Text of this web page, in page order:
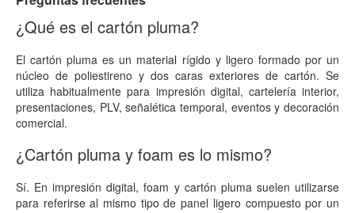
¿Qué es el cartón pluma?
El cartón pluma es un material rígido y ligero formado por un
núcleo de poliestireno y dos caras exteriores de cartón. Se
utiliza habitualmente para impresión digital, cartelería interior,
presentaciones, PLV, señalética temporal, eventos y decoración
comercial.
¿Cartón pluma y foam es lo mismo?
Sí. En impresión digital, foam y cartón pluma suelen utilizarse
para referirse al mismo tipo de panel ligero compuesto por un